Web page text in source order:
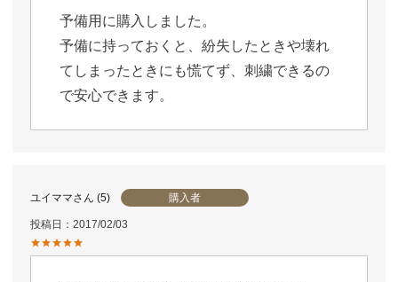
予備用に購入しました。
予備に持っておくと、紛失したときや壊れ
てしまったときにも慌てず、刺繍できるの
ユイママ 5 購入者
投稿日 2017/02/03